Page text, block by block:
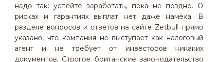
надо так: успейте заработать, пока не поздно. О
рисках и гарантиях выплат нет даже намёка. В
разделе вопросов и ответов на сайте Zetbull прямо
указано, что компания не выступает как налоговый
агент и не требует от инвесторов никаких
документов. Строгое британские законодательство